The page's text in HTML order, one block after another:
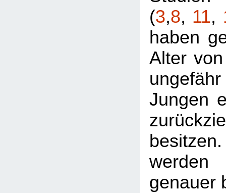
(3,8, 11,
haben
Alter
Jungen
werden
genauer